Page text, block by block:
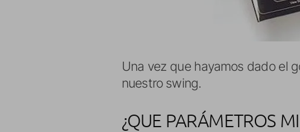
Una vez que hayamos dado el
nuestro swing.
¿QUE PARÁMETROS